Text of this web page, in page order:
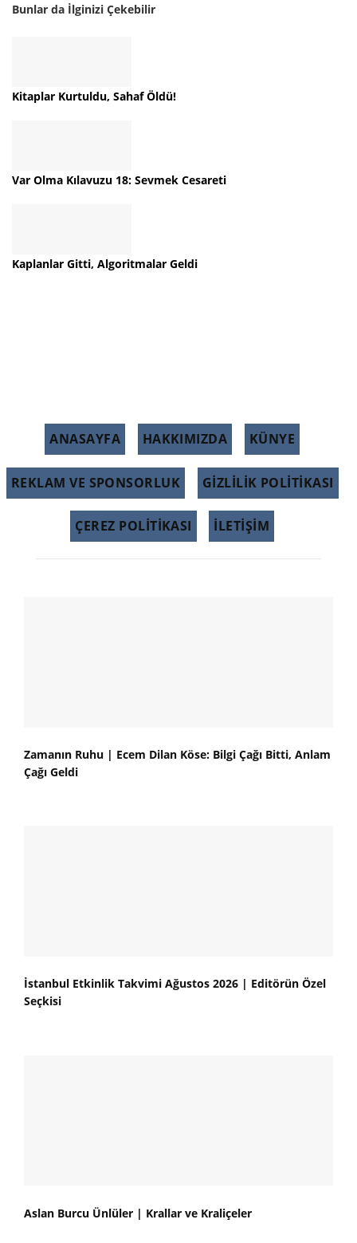
Bunlar da İlginizi Çekebilir
Kitaplar Kurtuldu, Sahaf Öldü!
Var Olma Kılavuzu 18: Sevmek Cesareti
Kaplanlar Gitti, Algoritmalar Geldi
ANASAYFA HAKKIMIZDA KÜNYE
REKLAM VE SPONSORLUK GIZLILIK POLITIKASI
ÇEREZ POLITIKASI İLETİŞİM
Zamanın Ruhu | Ecem Dilan Köse: Bilgi Çağı Bitti, Anlam
Çağı Geldi
İstanbul Etkinlik Takvimi Ağustos 2026 | Editörün Özel
Seçkisi
Aslan Burcu Ünlüler | Krallar ve Kraliçeler